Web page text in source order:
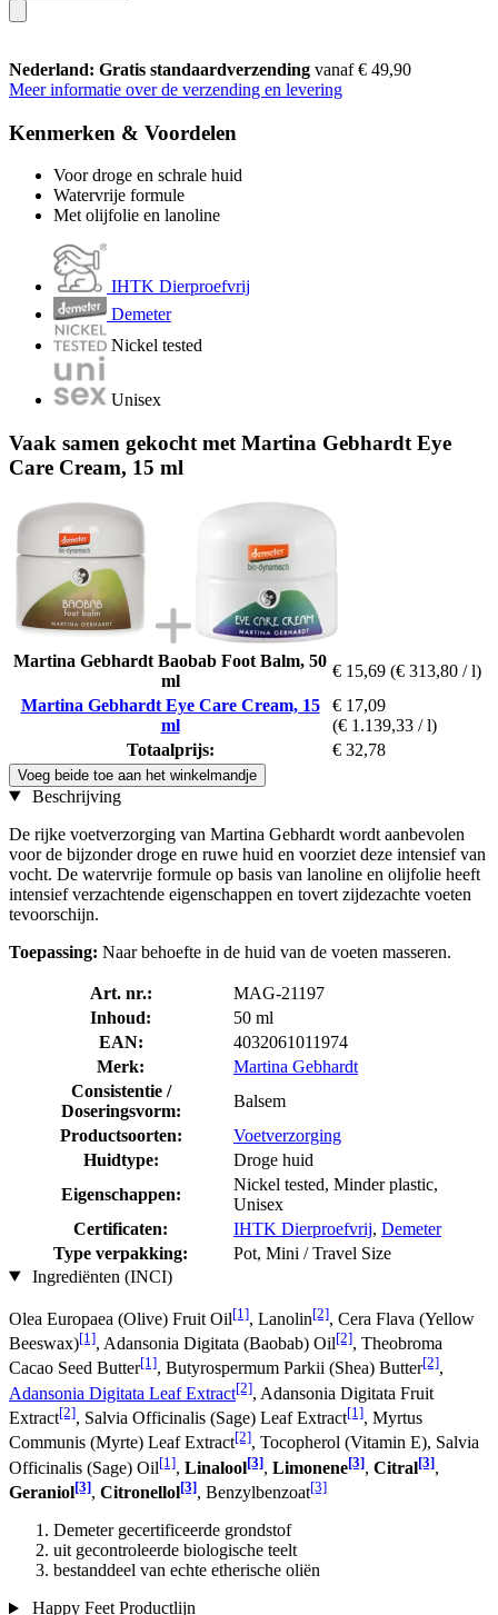
Nederland: Gratis standaardverzending vanaf € 49,90
Meer informatie over de verzending en levering
Kenmerken & Voordelen
Voor droge en schrale huid
Watervrije formule
Met olijfolie en lanoline
IHTK Dierproefvrij
Demeter
Nickel tested
Unisex
Vaak samen gekocht met Martina Gebhardt Eye
Care Cream, 15 ml
Martina Gebhardt Baobab Foot Balm, 50
ml
€ 15,69 (€ 313,80 / l)
Martina Gebhardt Eye Care Cream, 15
ml
€ 17,09
(€ 1.139,33 / l)
Totaalprijs:
€ 32,78
Voeg beide toe aan het winkelmandje
Beschrijving
De rijke voetverzorging van Martina Gebhardt wordt aanbevolen
voor de bijzonder droge en ruwe huid en voorziet deze intensief van
vocht. De watervrije formule op basis van lanoline en olijfolie heeft
intensief verzachtende eigenschappen en tovert zijdezachte voeten
tevoorschijn.
Toepassing: Naar behoefte in de huid van de voeten masseren.
Art. nr.:
MAG-21197
Inhoud:
50 ml
EAN:
4032061011974
Merk:
Martina Gebhardt
Consistentie /
Doseringsvorm:
Balsem
Productsoorten:
Voetverzorging
Huidtype:
Droge huid
Eigenschappen:
Nickel tested, Minder plastic,
Unisex
Certificaten:
IHTK Dierproefvrij, Demeter
Type verpakking:
Pot, Mini / Travel Size
Ingrediënten (INCI)
Olea Europaea (Olive) Fruit Oil[1], Lanolin[2], Cera Flava (Yellow
Beeswax)[1], Adansonia Digitata (Baobab) Oil[2], Theobroma
Cacao Seed Butter[1], Butyrospermum Parkii (Shea) Butter[2],
Adansonia Digitata Leaf Extract[2], Adansonia Digitata Fruit
Extract[2], Salvia Officinalis (Sage) Leaf Extract[1], Myrtus
Communis (Myrte) Leaf Extract[2], Tocopherol (Vitamin E), Salvia
Officinalis (Sage) Oil[1], Linalool[3], Limonene[3], Citral[3],
Geraniol[3], Citronellol[3], Benzylbenzoat[3]
Demeter gecertificeerde grondstof
uit gecontroleerde biologische teelt
bestanddeel van echte etherische oliën
Happy Feet Productlijn